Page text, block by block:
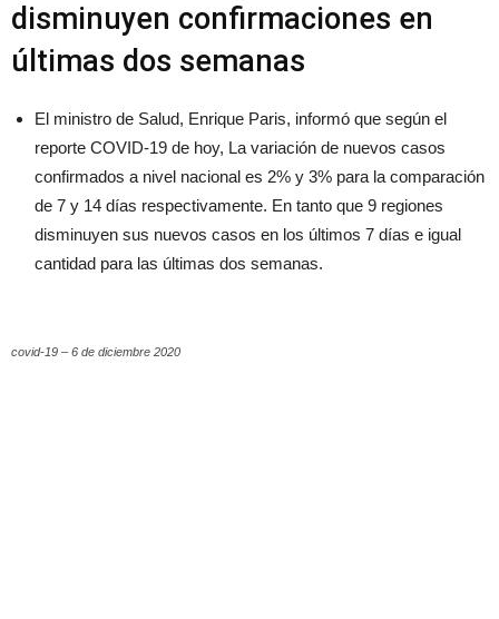
disminuyen confirmaciones en
últimas dos semanas
El ministro de Salud, Enrique Paris, informó que según el
reporte COVID-19 de hoy, La variación de nuevos casos
confirmados a nivel nacional es 2% y 3% para la comparación
de 7 y 14 días respectivamente. En tanto que 9 regiones
disminuyen sus nuevos casos en los últimos 7 días e igual
cantidad para las últimas dos semanas.
covid-19 – 6 de diciembre 2020